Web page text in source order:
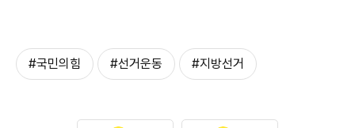
#국민의힘 #선거운동 #지방선거